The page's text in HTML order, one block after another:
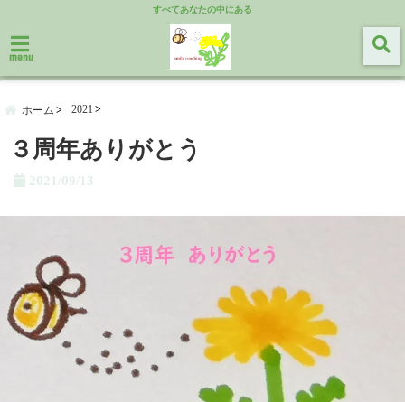
すべてあなたの中にある
menu
ホーム 2021
３周年ありがとう
2021/09/13